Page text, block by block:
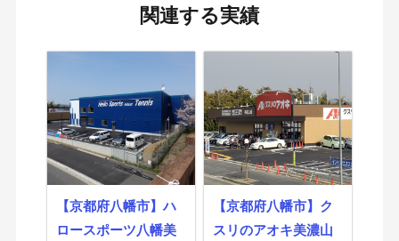
関連する実績
【京都府八幡市】ハ
ロースポーツ八幡美
【京都府八幡市】ク
スリのアオキ美濃山